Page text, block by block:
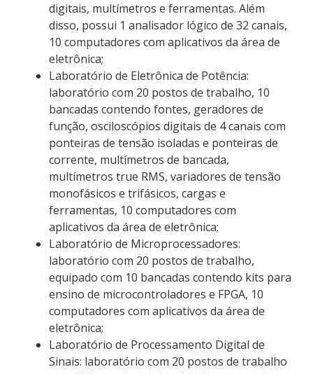
digitais, multímetros e ferramentas. Além
disso, possui 1 analisador lógico de 32 canais,
10 computadores com aplicativos da área de
eletrônica;
Laboratório de Eletrônica de Potência:
laboratório com 20 postos de trabalho, 10
bancadas contendo fontes, geradores de
função, osciloscópios digitais de 4 canais com
ponteiras de tensão isoladas e ponteiras de
corrente, multímetros de bancada,
multímetros true RMS, variadores de tensão
monofásicos e trifásicos, cargas e
ferramentas, 10 computadores com
aplicativos da área de eletrônica;
Laboratório de Microprocessadores:
laboratório com 20 postos de trabalho,
equipado com 10 bancadas contendo kits para
ensino de microcontroladores e FPGA, 10
computadores com aplicativos da área de
eletrônica;
Laboratório de Processamento Digital de
Sinais: laboratório com 20 postos de trabalho